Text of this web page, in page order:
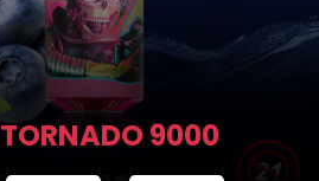
TORNADO 9000